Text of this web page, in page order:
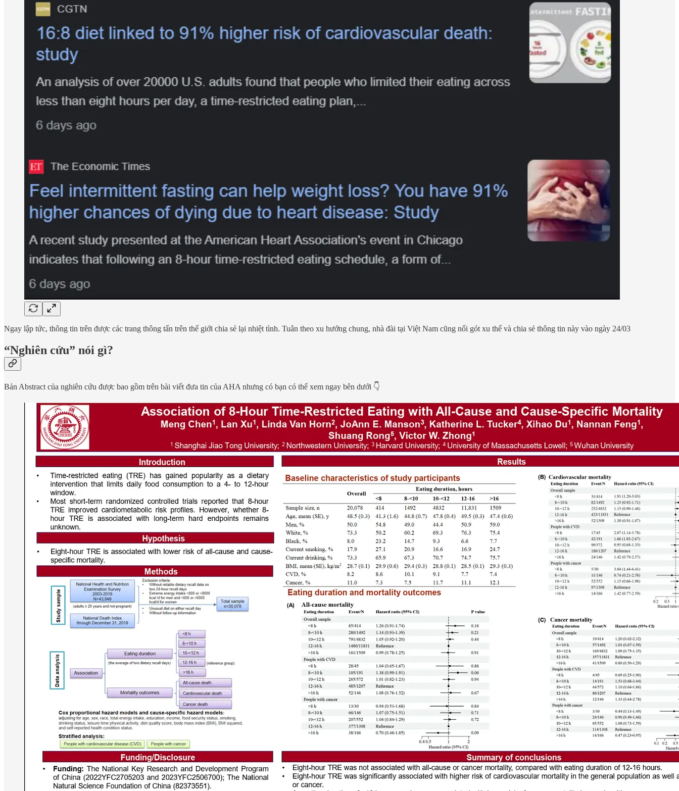
Ngay lập tức, thông tin trên được các trang thông tấn trên thế giới chia sẻ lại nhiệt tình. Tuân theo xu hướng chung, nhà đài tại Việt Nam cũng nối gót xu thế và chia sẻ thông tin này vào ngày 24/03
“Nghiên cứu” nói gì?
Bản Abstract của nghiên cứu được bao gồm trên bài viết đưa tin của AHA nhưng có bạn có thể xem ngay bên dưới 👇